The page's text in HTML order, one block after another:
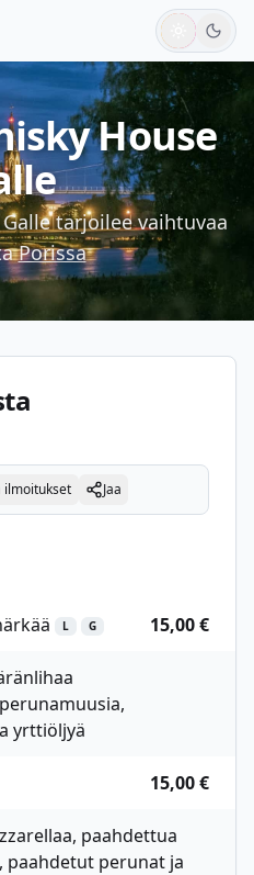
House
tarjoilee vaihtuvaa
Porissa
ilmoitukset Jaa
L G 15,00 €
yrttiöljyä
15,00 €
paahdettua
paahdetut perunat ja